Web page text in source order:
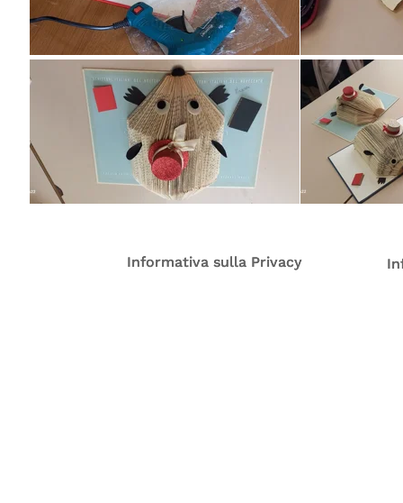
Informativa sulla Privacy
Informativa sulla Privacy